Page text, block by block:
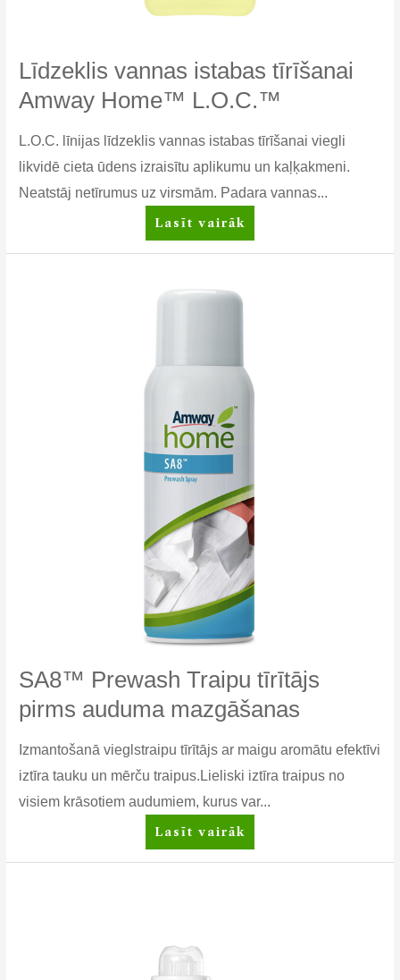
Līdzeklis vannas istabas tīrīšanai
Amway Home™ L.O.C.™
L.O.C. līnijas līdzeklis vannas istabas tīrīšanai viegli
likvidē cieta ūdens izraisītu aplikumu un kaļķakmeni.
Neatstāj netīrumus uz virsmām. Padara vannas...
Līdzeklis
vannas
Lasīt vairāk
SA8™ Prewash Traipu tīrītājs
pirms auduma mazgāšanas
Izmantošanā vieglstraipu tīrītājs ar maigu aromātu efektīvi
iztīra tauku un mērču traipus.Lieliski iztīra traipus no
visiem krāsotiem audumiem, kurus var...
SA8™
Prewash
mazgāšanas
Lasīt vairāk